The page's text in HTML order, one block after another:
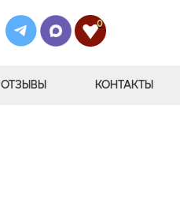
0
ОТЗЫВЫ КОНТАКТЫ